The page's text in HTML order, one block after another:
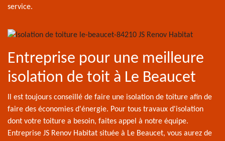
service.
Entreprise pour une meilleure
isolation de toit à Le Beaucet
Il est toujours conseillé de faire une isolation de toiture afin de
faire des économies d'énergie. Pour tous travaux d'isolation
dont votre toiture a besoin, faites appel à notre équipe.
Entreprise JS Renov Habitat située à Le Beaucet, vous aurez de